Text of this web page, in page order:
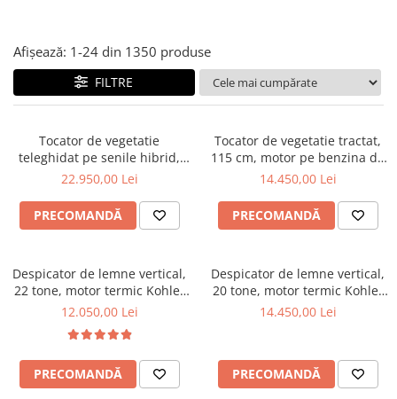
Utilaje de fabricat peleti
Transport si manipulare
Dumpere si roabe
Benzi transportoare
Cupe transport
Incarcatoare telescopice
Incarcatoare telescopice rotative
Nacele
Remorci
Remorci agricole
Remorci Tehnologice
Sisteme spalat
Afișează: 1-24 din 1350 produse
FILTRE
Tocator de vegetatie
teleghidat pe senile hibrid,
benzina, 120 cm, motor
RSC120PRO Hibrid
22.950,00 Lei
PRECOMANDĂ
Tocator de vegetatie tractat,
115 cm, motor pe benzina de
15 CP, Jansen AT-120
14.450,00 Lei
PRECOMANDĂ
Despicator de lemne vertical,
22 tone, motor termic Kohler
6.5 CP, Jansen HS-22A62
12.050,00 Lei
PRECOMANDĂ
Despicator de lemne vertical,
20 tone, motor termic Kohler
de 6.5CP, Jansen HS-20H110
14.450,00 Lei
PRECOMANDĂ